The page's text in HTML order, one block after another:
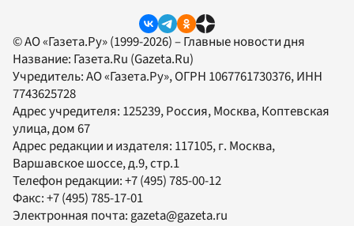
© АО «Газета.Ру» (1999-2026) – Главные новости дня
Название: Газета.Ru (Gazeta.Ru)
Учредитель:АО «Газета.Ру», ОГРН 1067761730376, ИНН
7743625728
Адрес учредителя: 125239, Россия, Москва, Коптевская
улица, дом 67
Адрес редакции и издателя: 117105, г. Москва,
Варшавское шоссе, д.9, стр.1
Телефон редакции:+7 (495) 785-00-12
Факс:+7 (495) 785-17-01
Электронная почта: gazeta@gazeta.ru